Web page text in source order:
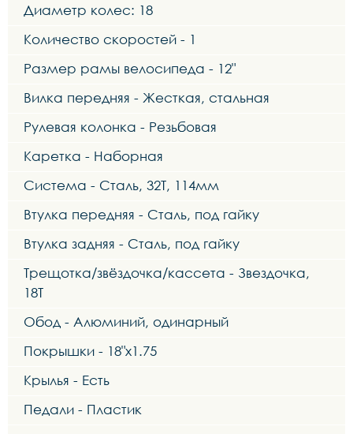
Диаметр колес: 18
Количество скоростей - 1
Размер рамы велосипеда - 12"
Вилка передняя - Жесткая, стальная
Рулевая колонка - Резьбовая
Каретка - Наборная
Система - Сталь, 32Т, 114мм
Втулка передняя - Сталь, под гайку
Втулка задняя - Сталь, под гайку
Трещотка/звёздочка/кассета - Звездочка,
18Т
Обод - Алюминий, одинарный
Покрышки - 18"х1.75
Крылья - Есть
Педали - Пластик